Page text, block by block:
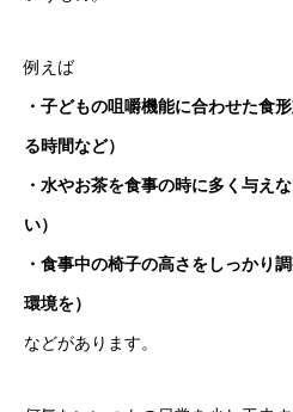
例えば
・子どもの咀嚼機能に合わせた食
る時間など）
・水やお茶を食事の時に多く与え
い）
・食事中の椅子の高さをしっかり
環境を）
などがあります。